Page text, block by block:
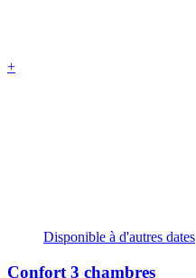
+
Disponible à d'autres dates
Confort 3 chambres